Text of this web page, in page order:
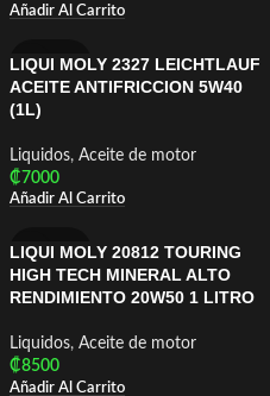
Añadir Al Carrito
LIQUI MOLY
LIQUI MOLY 2327 LEICHTLAUF
ACEITE ANTIFRICCION 5W40
(1L)
Liquidos, Aceite de motor
₡7000
Añadir Al Carrito
LIQUI MOLY
LIQUI MOLY 20812 TOURING
HIGH TECH MINERAL ALTO
RENDIMIENTO 20W50 1 LITRO
Liquidos, Aceite de motor
₡8500
Añadir Al Carrito